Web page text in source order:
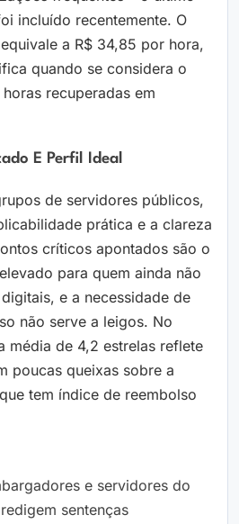
incluído recentemente. O
a R$ 34,85 por hora,
quando se considera o
recuperadas em
E Perfil Ideal
de servidores públicos,
prática e a clareza
críticos apontados são o
para quem ainda não
e a necessidade de
não serve a leigos. No
média de 4,2 estrelas reflete
poucas queixas sobre a
tem índice de reembolso
e servidores do
sentenças